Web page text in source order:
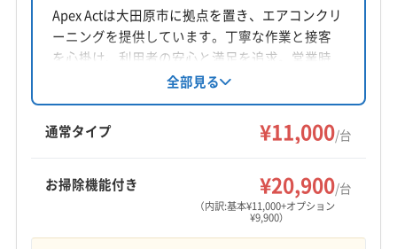
福島県会津若松市慶山1-1-34
対応地域
会津若松市 喜多方市
本宮市
河沼郡湯川村 河沼郡柳津町
郡山市
大沼郡会津美里町
大沼郡三島町
南会津郡南会津町
耶麻郡西会津町
耶麻郡磐梯町 耶麻郡北塩原村
Apex Actは大田原市に拠点を置き、エアコンクリ
ーニングを提供しています。丁寧な作業と接客
を心掛け、利用者の安心と満足を追求。営業時
間外の予約や女性スタッフ同行も相談可能で
す。基本料金11,000円からで、複数台割引やオプ
ションも用意されています。年中無休で対応し
ています。
全部見る
通常タイプ ¥11,000/台
お掃除機能付き ¥20,900/台
（内訳:基本¥11,000+オプション
¥9,900）